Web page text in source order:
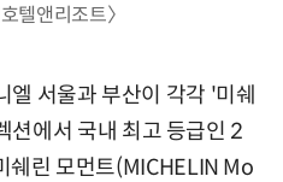
텔앤리조트〉
엘 서울과 부산이 각각 '미쉐
션에서 국내 최고 등급인 2
쉐린 모먼트(MICHELIN Mo